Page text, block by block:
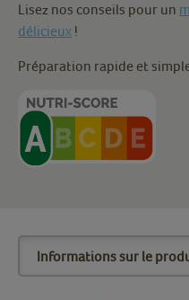
Lisez nos conseils pour un
délicieux !
Préparation rapide et